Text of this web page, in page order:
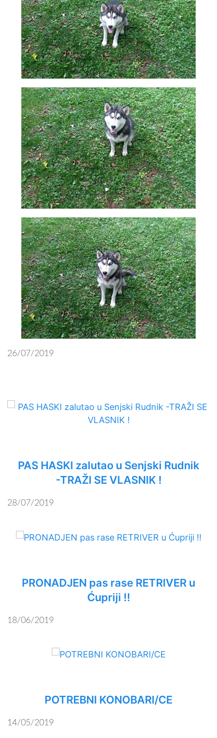
26/07/2019
PAS HASKI zalutao u Senjski Rudnik
-TRAŽI SE VLASNIK !
28/07/2019
PRONADJEN pas rase RETRIVER u
Ćupriji !!
18/06/2019
POTREBNI KONOBARI/CE
14/05/2019